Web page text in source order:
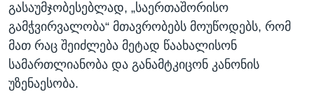
გასაუმჯობესებლად, „საერთაშორისო
გამჭვირვალობა“ მთავრობებს მოუწოდებს, რომ
მათ რაც შეიძლება მეტად წაახალისონ
სამართლიანობა და განამტკიცონ კანონის
უზენაესობა.